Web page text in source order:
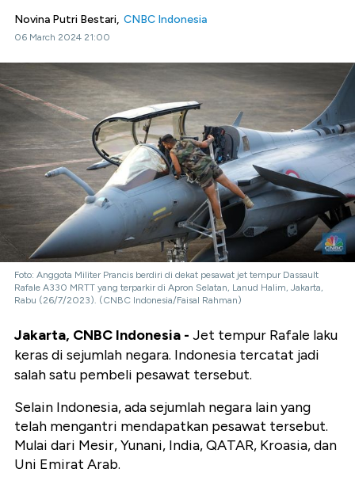
Novina Putri Bestari, CNBC Indonesia
06 March 2024 21:00
Foto: Anggota Militer Prancis berdiri di dekat pesawat jet tempur Dassault
Rafale A330 MRTT yang terparkir di Apron Selatan, Lanud Halim, Jakarta,
Rabu (26/7/2023). (CNBC Indonesia/Faisal Rahman)
Jakarta, CNBC Indonesia - Jet tempur Rafale laku
keras di sejumlah negara. Indonesia tercatat jadi
salah satu pembeli pesawat tersebut.
Selain Indonesia, ada sejumlah negara lain yang
telah mengantri mendapatkan pesawat tersebut.
Mulai dari Mesir, Yunani, India, QATAR, Kroasia, dan
Uni Emirat Arab.